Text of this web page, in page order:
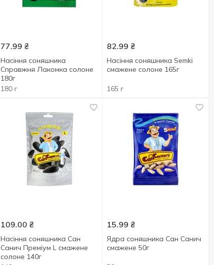
77.99 ₴
Насіння соняшника
Справжня Лакомка солоне
180г
180 г
82.99 ₴
Насіння соняшника Semki
смажене солоне 165г
165 г
109.00 ₴
Насіння соняшника Сан
Санич Преміум L смажене
солоне 140г
15.99 ₴
Ядра соняшника Сан Санич
смажене 50г